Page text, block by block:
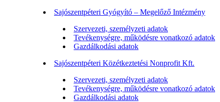
Sajószentpéteri Gyógyító – Megelőző Intézmény
Szervezeti, személyzeti adatok
Tevékenységre, működésre vonatkozó adatok
Gazdálkodási adatok
Sajószentpéteri Közétkeztetési Nonprofit Kft.
Szervezeti, személyzeti adatok
Tevékenységre, működésre vonatkozó adatok
Gazdálkodási adatok